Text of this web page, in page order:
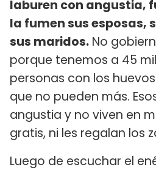
laburen con angustia,
la fumen sus esposas,
sus maridos. No
porque tenemos a 45
personas con los
que no pueden más.
angustia y no viven en
gratis, ni les regalan los
Luego de escuchar el